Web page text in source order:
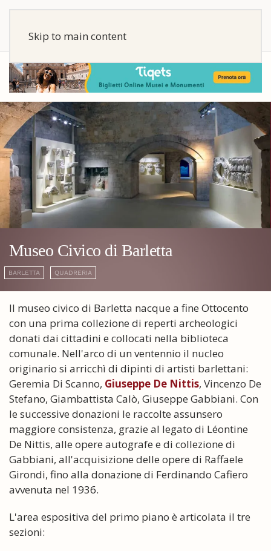
Skip to main content
Museo Civico di Barletta
BARLETTA QUADRERIA
Il museo civico di Barletta nacque a fine Ottocento
con una prima collezione di reperti archeologici
donati dai cittadini e collocati nella biblioteca
comunale. Nell'arco di un ventennio il nucleo
originario si arricchì di dipinti di artisti barlettani:
Geremia Di Scanno, Giuseppe De Nittis, Vincenzo De
Stefano, Giambattista Calò, Giuseppe Gabbiani. Con
le successive donazioni le raccolte assunsero
maggiore consistenza, grazie al legato di Léontine
De Nittis, alle opere autografe e di collezione di
Gabbiani, all'acquisizione delle opere di Raffaele
Girondi, fino alla donazione di Ferdinando Cafiero
avvenuta nel 1936.
L'area espositiva del primo piano è articolata il tre
sezioni: